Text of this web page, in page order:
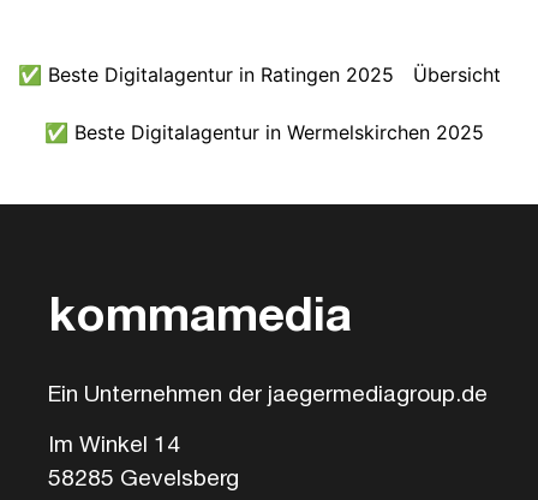
✅ Beste Digitalagentur in Ratingen 2025 Übersicht
✅ Beste Digitalagentur in Wermelskirchen 2025
kommamedia
Ein Unternehmen der jaegermediagroup.de
Im Winkel 14
58285 Gevelsberg